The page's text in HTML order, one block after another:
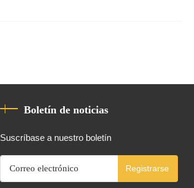
Boletín de noticias
Suscríbase a nuestro boletín
Registrarse